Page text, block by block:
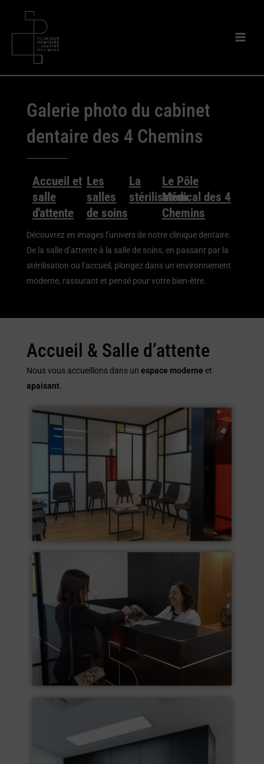
Galerie photo du cabinet
dentaire des 4 Chemins
Accueil et
salle
d'attente
Les
salles
de soins
La
stérilisation
Le Pôle
Médical des 4
Chemins
Découvrez en images l’univers de notre clinique dentaire.
De la salle d’attente à la salle de soins, en passant par la
stérilisation ou l’accueil, plongez dans un environnement
moderne, rassurant et pensé pour votre bien-être.
Accueil & Salle d’attente
Nous vous accueillons dans un espace moderne et
apaisant.